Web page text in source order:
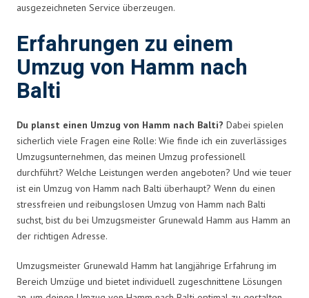
ausgezeichneten Service überzeugen.
Erfahrungen zu einem
Umzug von Hamm nach
Balti
Du planst einen Umzug von Hamm nach Balti? Dabei spielen
sicherlich viele Fragen eine Rolle: Wie finde ich ein zuverlässiges
Umzugsunternehmen, das meinen Umzug professionell
durchführt? Welche Leistungen werden angeboten? Und wie teuer
ist ein Umzug von Hamm nach Balti überhaupt? Wenn du einen
stressfreien und reibungslosen Umzug von Hamm nach Balti
suchst, bist du bei Umzugsmeister Grunewald Hamm aus Hamm an
der richtigen Adresse.
Umzugsmeister Grunewald Hamm hat langjährige Erfahrung im
Bereich Umzüge und bietet individuell zugeschnittene Lösungen